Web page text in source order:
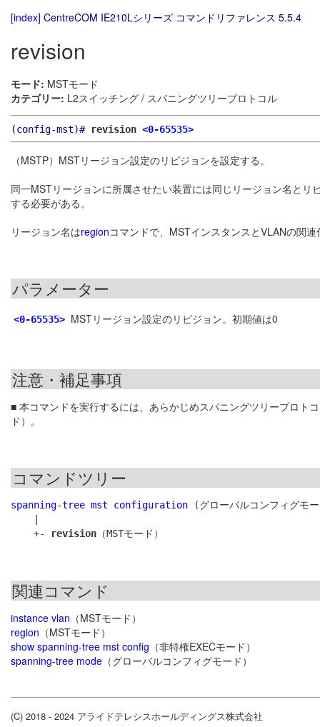
[index] CentreCOM IE210Lシリーズ コマンドリファレンス 5.5.4
revision
モード: MSTモード
カテゴリー: L2スイッチング / スパニングツリープロトコル
(config-mst)# revision <0-65535>
（MSTP）MSTリージョン設定のリビジョンを設定する。
同一MSTリージョンに所属させたい装置には同じリージョン名と
する必要がある。
リージョン名はregionコマンドで、MSTインスタンスとVLANの関連
パラメーター
<0-65535> MSTリージョン設定のリビジョン。初期値は0
注意・補足事項
■ 本コマンドを実行するには、あらかじめスパニングツリープロト
ド）。
コマンドツリー
spanning-tree mst configuration (グローバルコンフィグモ
    +-
revision
関連コマンド
instance vlan （MSTモード）
region （MSTモード）
show spanning-tree mst config （非特権EXECモード）
spanning-tree mode （グローバルコンフィグモード）
(C) 2018 - 2024 アライドテレシスホールディングス株式会社